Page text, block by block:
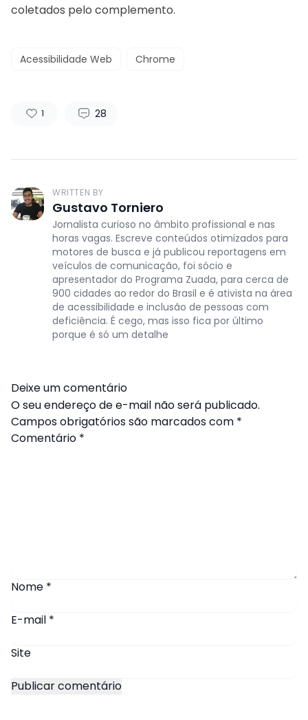
coletados pelo complemento.
Acessibilidade Web Chrome
1 28
WRITTEN BY
Gustavo Torniero
Jornalista curioso no âmbito profissional e nas
horas vagas. Escreve conteúdos otimizados para
motores de busca e já publicou reportagens em
veículos de comunicação, foi sócio e
apresentador do Programa Zuada, para cerca de
900 cidades ao redor do Brasil e é ativista na área
de acessibilidade e inclusão de pessoas com
deficiência. É cego, mas isso fica por último
porque é só um detalhe
Deixe um comentário
O seu endereço de e-mail não será publicado.
Campos obrigatórios são marcados com *
Comentário *
Nome *
E-mail *
Site